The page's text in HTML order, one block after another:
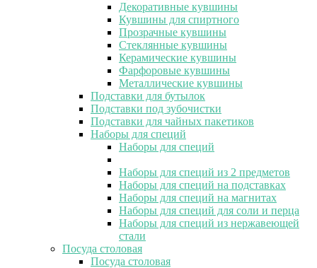
Декоративные кувшины
Кувшины для спиртного
Прозрачные кувшины
Стеклянные кувшины
Керамические кувшины
Фарфоровые кувшины
Металлические кувшины
Подставки для бутылок
Подставки под зубочистки
Подставки для чайных пакетиков
Наборы для специй
Наборы для специй
Наборы для специй из 2 предметов
Наборы для специй на подставках
Наборы для специй на магнитах
Наборы для специй для соли и перца
Наборы для специй из нержавеющей
стали
Посуда столовая
Посуда столовая